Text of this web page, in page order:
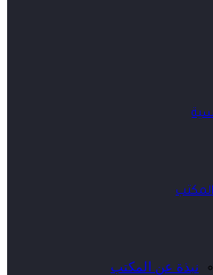
نبذة عن المكتب